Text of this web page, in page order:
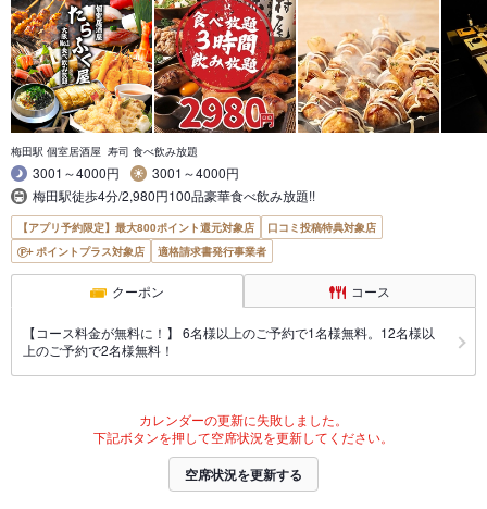
梅田駅 個室居酒屋 寿司 食べ飲み放題
3001～4000円
3001～4000円
梅田駅徒歩4分/2,980円100品豪華食べ飲み放題!!
【アプリ予約限定】最大800ポイント還元対象店
口コミ投稿特典対象店
ポイントプラス対象店
適格請求書発行事業者
クーポン コース
【コース料金が無料に！】 6名様以上のご予約で1名様無料。12名様以
上のご予約で2名様無料！
カレンダーの更新に失敗しました。
下記ボタンを押して空席状況を更新してください。
空席状況を更新する